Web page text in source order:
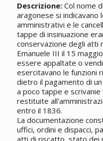
Descrizione:Col nome
aragonese si
amministrativi e le
tappe di insinuazione
conservazione degli atti
Emanuele III il 15
essere appaltate o
esercitavano le funzioni
dietro il pagamento di
a poco tappe e
restituite
entro il 1836.
La documentazione
uffici, ordini e dispacci,